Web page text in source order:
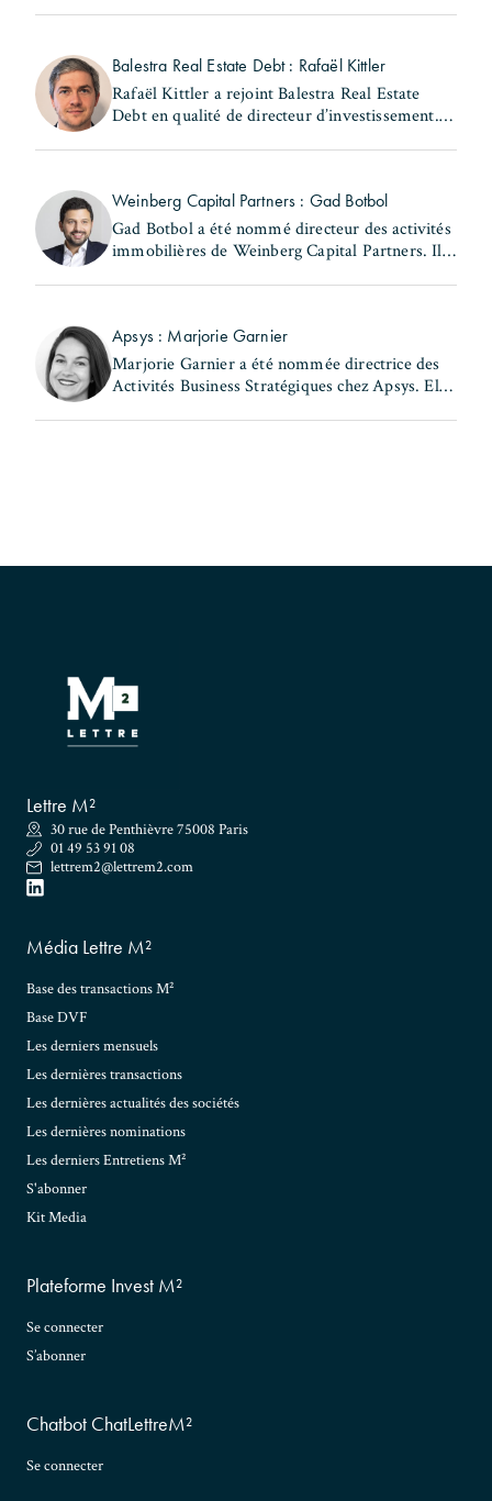
Balestra Real Estate Debt : Rafaël Kittler
Rafaël Kittler a rejoint Balestra Real Estate
Debt en qualité de directeur d’investissement. Il
Weinberg Capital Partners : Gad Botbol
Gad Botbol a été nommé directeur des activités
immobilières de Weinberg Capital Partners. Il
Apsys : Marjorie Garnier
Marjorie Garnier a été nommée directrice des
Activités Business Stratégiques chez Apsys. Elle
Lettre M²
30 rue de Penthièvre 75008 Paris
01 49 53 91 08
lettrem2@lettrem2.com
Média Lettre M²
Base des transactions M²
Base DVF
Les derniers mensuels
Les dernières transactions
Les dernières actualités des sociétés
Les dernières nominations
Les derniers Entretiens M²
S'abonner
Kit Media
Plateforme Invest M²
Se connecter
S’abonner
Chatbot ChatLettreM²
Se connecter